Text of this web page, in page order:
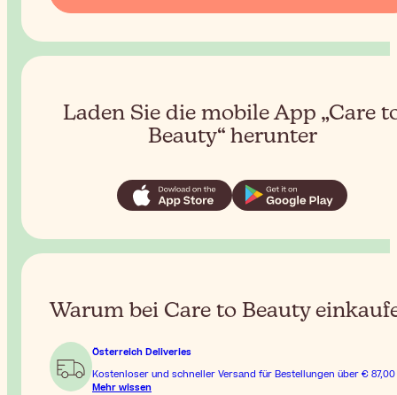
Laden Sie die mobile App „Care
Beauty“ herunter
Warum bei Care to Beauty
Österreich Deliveries
Kostenloser und schneller Versand für Bestellungen über € 87,00
Mehr wissen